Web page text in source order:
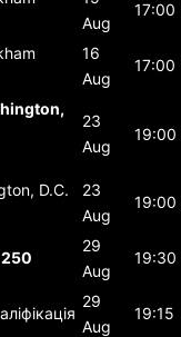
Aug
17:00
16
Aug
17:00
23
Aug
19:00
D.C.
23
Aug
19:00
29
Aug
19:30
29
Aug
19:15